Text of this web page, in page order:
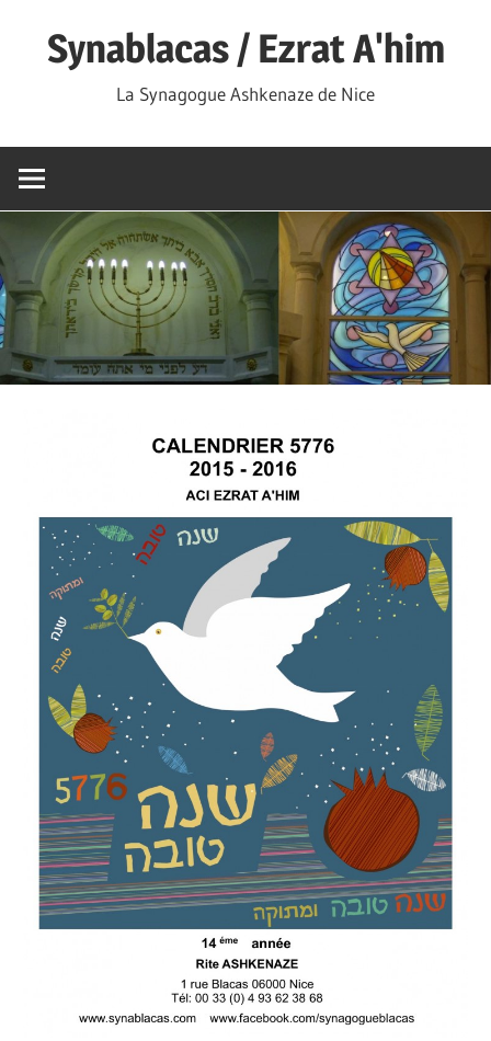
Synablacas / Ezrat A'him
La Synagogue Ashkenaze de Nice